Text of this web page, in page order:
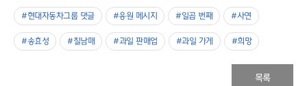
#현대자동차그룹 댓글 #응원 메시지 #일곱 번째 #사연
#송효성 #칠남매 #과일 판매업 #과일 가게 #희망
목록